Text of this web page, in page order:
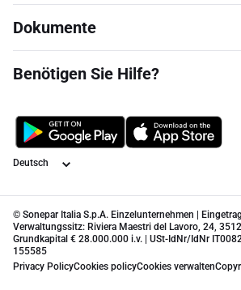
Dokumente
Benötigen Sie Hilfe?
Sprache
© Sonepar Italia S.p.A. Einzelunternehmen |
Verwaltungssitz: Riviera Maestri del Lavoro, 24,
Grundkapital € 28.000.000 i.v. | USt-IdNr/IdNr
155585
Privacy PolicyCookies policyCookies verwalten